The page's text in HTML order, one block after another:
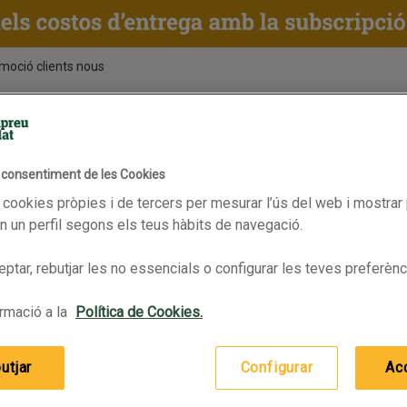
clients nous
fins 15/06/2026
de les Cookies
pròpies i de tercers per mesurar l’ús del web i
un perfil segons els teus hàbits de navegació.
rebutjar les no essencials o configurar les teves
a la Política de Cookies.
Configurar